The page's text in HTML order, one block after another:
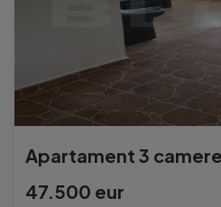
47.500 eur